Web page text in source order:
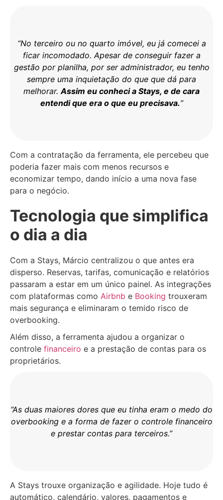
“No terceiro ou no quarto imóvel, eu já comecei a
ficar incomodado. Apesar de conseguir fazer a
gestão por planilha, por ser administrador, eu tenho
sempre uma inquietação do que que dá para
melhorar.Assim eu conheci a Stays, e de cara
entendi que era o que eu precisava.”
Com a contratação da ferramenta, ele percebeu que
poderia fazer mais com menos recursos e
economizar tempo, dando início a uma nova fase
para o negócio.
Tecnologia que simplifica
o dia a dia
Com a Stays, Márcio centralizou o que antes era
disperso. Reservas, tarifas, comunicação e relatórios
passaram a estar em um único painel. As integrações
com plataformas como Airbnb e Booking trouxeram
mais segurança e eliminaram o temido risco de
overbooking.
Além disso, a ferramenta ajudou a organizar o
controle financeiro e a prestação de contas para os
proprietários.
“As duas maiores dores que eu tinha eram o medo do
overbooking e a forma de fazer o controle financeiro
e prestar contas para terceiros.”
A Stays trouxe organização e agilidade. Hoje tudo é
automático, calendário, valores, pagamentos e